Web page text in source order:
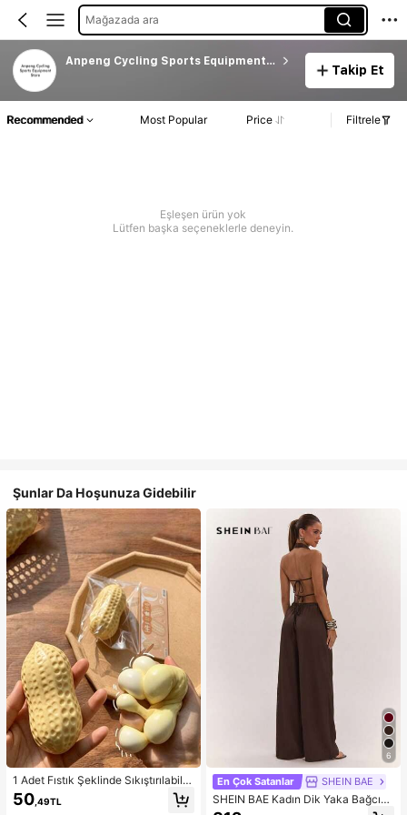
Mağazada ara
Anpeng Cycling Sports Equipment Store
Takip Et
Recommended Most Popular Price Filtrele
Eşleşen ürün yok
Lütfen başka seçeneklerle deneyin.
Şunlar Da Hoşunuza Gidebilir
1 Adet Fıstık Şeklinde Sıkıştırılabilir
Stres Oyuncağı, Ofis Rahatlaması v
e Parti Etkileşimi İçin Uygun, Doğu
50 ,49TL
6
En Çok Satanlar SHEIN BAE
SHEIN BAE Kadın Dik Yaka Bağcıklı
Günlük Düz Renk Moda Takımı, Ra